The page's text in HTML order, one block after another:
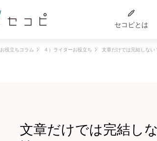
セコピとは
お役立ちコラム ４）ライターお役立ち 文章だけでは完結しない
文章だけでは完結し